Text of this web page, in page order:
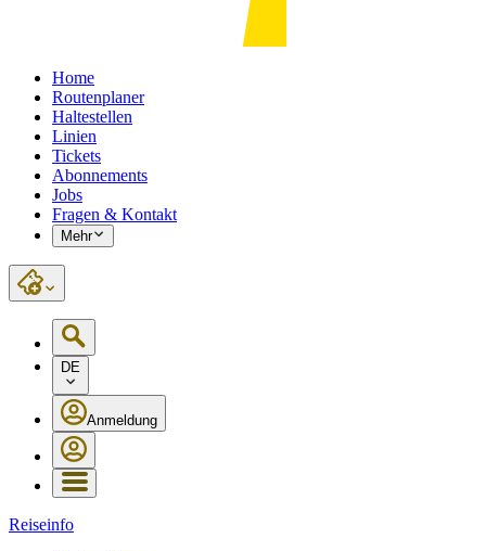
Home
Routenplaner
Haltestellen
Linien
Tickets
Abonnements
Jobs
Fragen & Kontakt
Mehr
DE
Anmeldung
Reiseinfo